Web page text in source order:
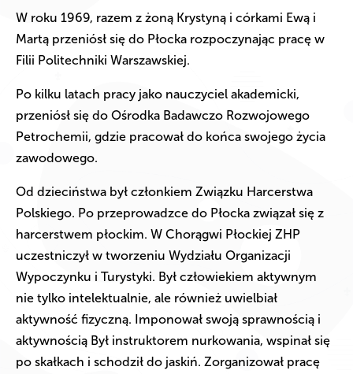
W roku 1969, razem z żoną Krystyną i córkami Ewą i
Martą przeniósł się do Płocka rozpoczynając pracę w
Filii Politechniki Warszawskiej.
Po kilku latach pracy jako nauczyciel akademicki,
przeniósł się do Ośrodka Badawczo Rozwojowego
Petrochemii, gdzie pracował do końca swojego życia
zawodowego.
Od dzieciństwa był członkiem Związku Harcerstwa
Polskiego. Po przeprowadzce do Płocka związał się z
harcerstwem płockim. W Chorągwi Płockiej ZHP
uczestniczył w tworzeniu Wydziału Organizacji
Wypoczynku i Turystyki. Był człowiekiem aktywnym
nie tylko intelektualnie, ale również uwielbiał
aktywność fizyczną. Imponował swoją sprawnością i
aktywnością Był instruktorem nurkowania, wspinał się
po skałkach i schodził do jaskiń. Zorganizował pracę